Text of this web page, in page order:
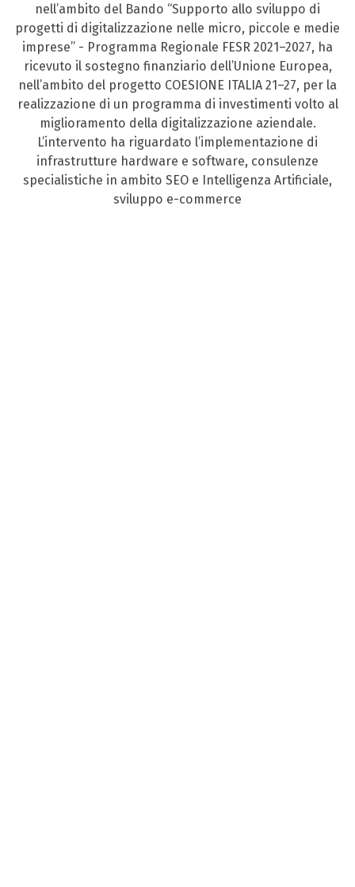
nell’ambito del Bando “Supporto allo sviluppo di
progetti di digitalizzazione nelle micro, piccole e medie
imprese” - Programma Regionale FESR 2021–2027, ha
ricevuto il sostegno finanziario dell’Unione Europea,
nell’ambito del progetto COESIONE ITALIA 21–27, per la
realizzazione di un programma di investimenti volto al
miglioramento della digitalizzazione aziendale.
L’intervento ha riguardato l’implementazione di
infrastrutture hardware e software, consulenze
specialistiche in ambito SEO e Intelligenza Artificiale,
sviluppo e-commerce